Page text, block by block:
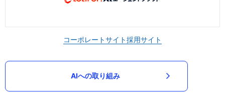
コーポレートサイト採用サイト
AIへの取り組み